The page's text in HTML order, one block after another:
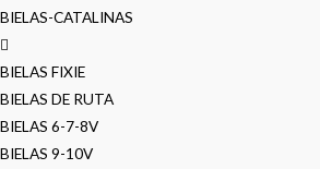
BIELAS-CATALINAS
BIELAS FIXIE
BIELAS DE RUTA
BIELAS 6-7-8V
BIELAS 9-10V